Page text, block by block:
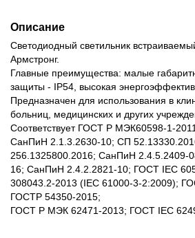
Описание
Светодиодный светильник
Армстронг.
Главные преимущества: малые
защиты - IP54, высокая
Предназначен для использования в
больниц, медицинских и других
Соответствует ГОСТ Р МЭК60598-1-
СанПиН 2.1.3.2630-10; СП
256.1325800.2016; СанПиН 2.4.5.2409-
16; СанПиН 2.4.2.2821-10; ГОСТ IEC
308043.2-2013 (IEC 61000-3-2:2009);
ГОСТР 54350-2015;
ГОСТ Р МЭК 62471-2013; ГОСТ IEC